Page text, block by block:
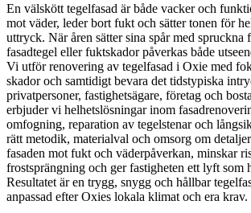
En välskött tegelfasad är både vacker och
mot väder, leder bort fukt och sätter tonen för
uttryck. När åren sätter sina spår med spruckna
fasadtegel eller fuktskador påverkas både
Vi utför renovering av tegelfasad i Oxie med
skador och samtidigt bevara det tidstypiska
privatpersoner, fastighetsägare, företag och
erbjuder vi helhetslösningar inom
omfogning, reparation av tegelstenar och
rätt metodik, materialval och omsorg om
fasaden mot fukt och väderpåverkan, minskar
frostsprängning och ger fastigheten ett lyft som
Resultatet är en trygg, snygg och hållbar
anpassad efter Oxies lokala klimat och era krav.